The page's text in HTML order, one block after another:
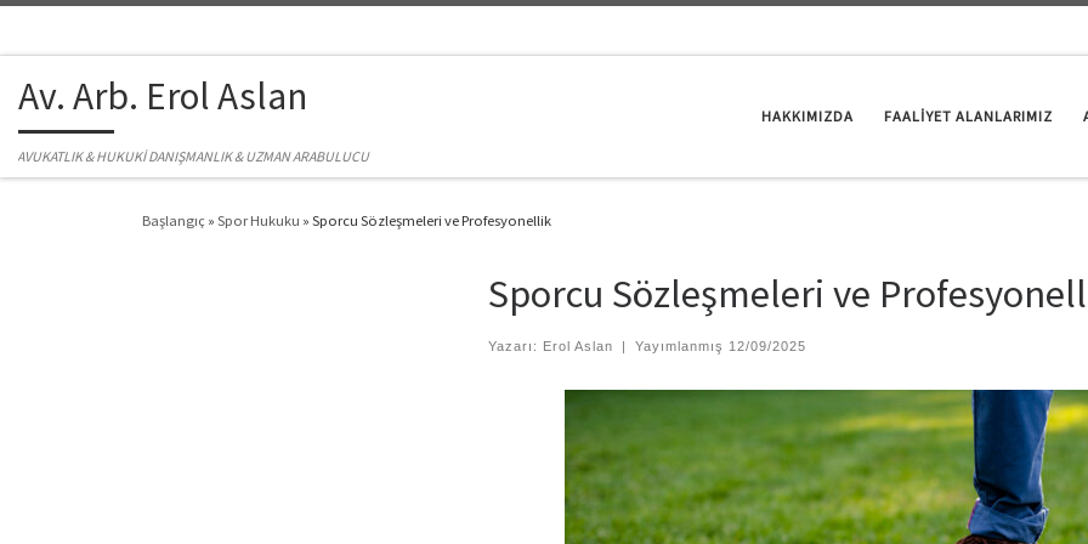
Av. Arb. Erol Aslan
AVUKATLIK & HUKUKİ DANIŞMANLIK & UZMAN ARABULUCU
HAKKIMIZDA FAALİYET ALANLARIMIZ
Başlangıç » Spor Hukuku » Sporcu Sözleşmeleri ve Profesyonellik
Sporcu Sözleşmeleri ve
Yazarı: Erol Aslan Yayımlanmış 12/09/2025